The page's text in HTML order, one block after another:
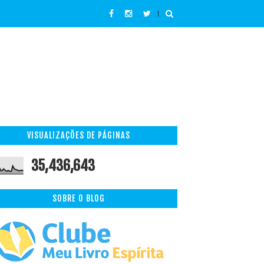
VISUALIZAÇÕES DE PÁGINAS
35,436,643
SOBRE O BLOG